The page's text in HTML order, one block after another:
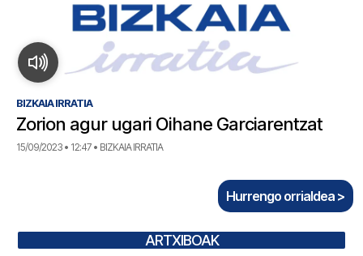
BIZKAIA IRRATIA
Zorion agur ugari Oihane Garciarentzat
15/09/2023 • 12:47 • BIZKAIA IRRATIA
Hurrengo orrialdea >
ARTXIBOAK